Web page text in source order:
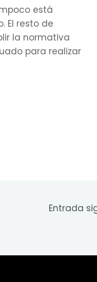
está
El resto de
la normativa
para realizar
Entrada